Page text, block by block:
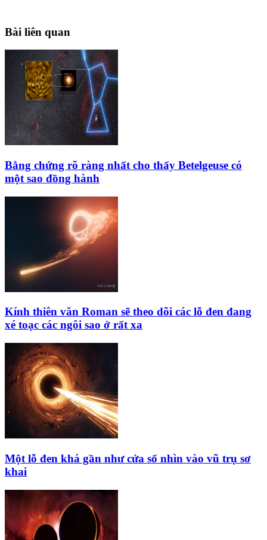
Bài liên quan
Bằng chứng rõ ràng nhất cho thấy Betelgeuse có
một sao đồng hành
Kính thiên văn Roman sẽ theo dõi các lỗ đen đang
xé toạc các ngôi sao ở rất xa
Một lỗ đen khá gần như cửa sổ nhìn vào vũ trụ sơ
khai